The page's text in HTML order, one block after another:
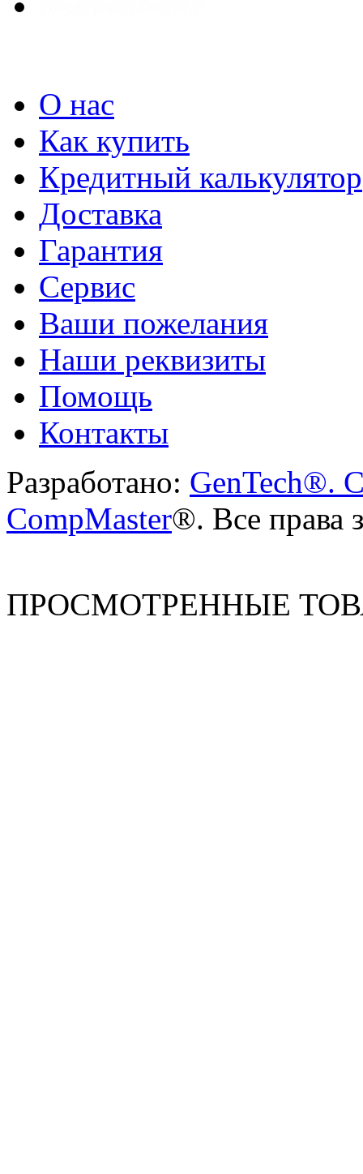
О нас
Как купить
Кредитный калькулятор
Доставка
Гарантия
Сервис
Ваши пожелания
Наши реквизиты
Помощь
Контакты
Разработано: GenTech®.
CompMaster®. Все права
ПРОСМОТРЕННЫЕ